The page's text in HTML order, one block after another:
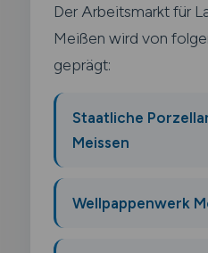
Der Arbeitsmarkt für
Meißen wird von
geprägt:
Staatliche
Meissen
Wellpappenwerk